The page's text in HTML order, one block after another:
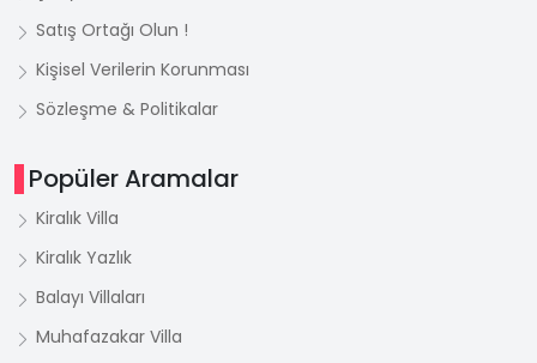
Satış Ortağı Olun !
Kişisel Verilerin Korunması
Sözleşme & Politikalar
Popüler Aramalar
Kiralık Villa
Kiralık Yazlık
Balayı Villaları
Muhafazakar Villa